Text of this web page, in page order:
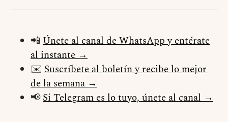
📲 Únete al canal de WhatsApp y entérate
al instante →
✉️ Suscríbete al boletín y recibe lo mejor
de la semana →
📢Si Telegram es lo tuyo, únete al canal →